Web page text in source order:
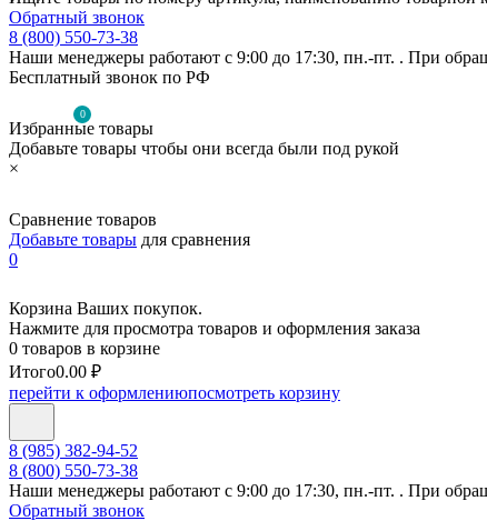
Обратный звонок
8 (800) 550-73-38
Наши менеджеры работают с 9:00 до 17:30, пн.-пт. . При
Бесплатный звонок по РФ
0
Избранные товары
Добавьте товары чтобы они всегда были под рукой
×
Сравнение товаров
Добавьте товары для сравнения
0
Корзина Ваших покупок.
Нажмите для просмотра товаров и оформления заказа
0 товаров в корзине
Итого0.00 ₽
перейти к оформлениюпосмотреть корзину
8 (985) 382-94-52
8 (800) 550-73-38
Наши менеджеры работают с 9:00 до 17:30, пн.-пт. . При
Обратный звонок